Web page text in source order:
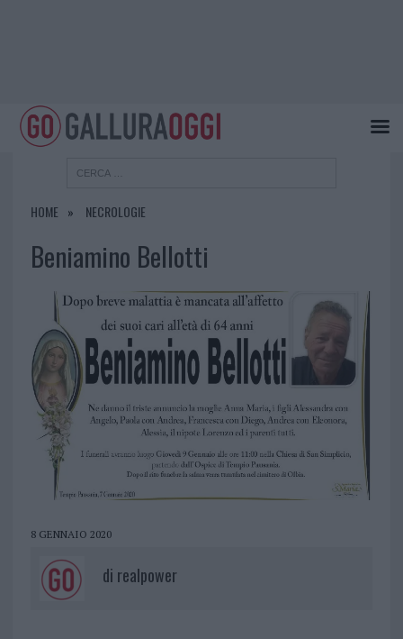
HOME NECROLOGIE
Beniamino Bellotti
8 GENNAIO 2020
di realpower